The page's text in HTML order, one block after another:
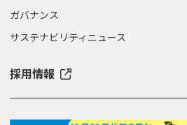
ガバナンス
サステナビリティニュース
採用情報